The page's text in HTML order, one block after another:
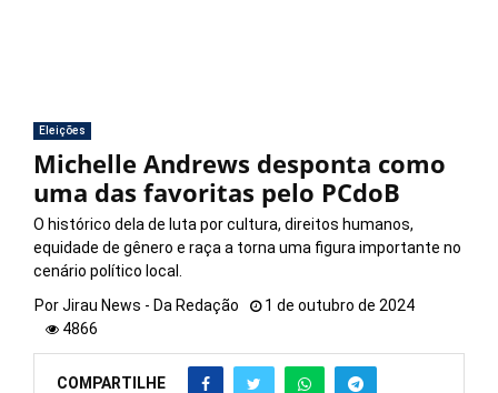
Eleições
Michelle Andrews desponta como
uma das favoritas pelo PCdoB
O histórico dela de luta por cultura, direitos humanos,
equidade de gênero e raça a torna uma figura importante no
cenário político local.
PorJirau News - Da Redação
1 de outubro de 2024
4866
COMPARTILHE